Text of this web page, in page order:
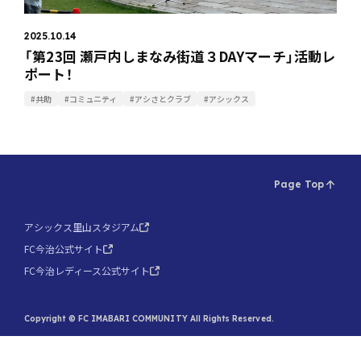
2025.10.14
「第23回 瀬戸内しまなみ街道３DAYマーチ」活動レ
ポート！
#共助 #コミュニティ #アシさとクラブ #アシックス
Page Top
アシックス里山スタジアム
FC今治公式サイト
FC今治レディース公式サイト
Copyright © FC IMABARI COMMUNITY All Rights Reserved.